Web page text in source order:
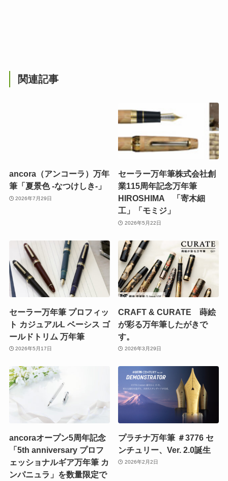
関連記事
ancora（アンコーラ）万年
筆「夏景色 -なつけしき-」
2026年7月29日
セーラー万年筆株式会社創
業115周年記念万年筆
HIROSHIMA 「寄木細
工」「モミジ」
2026年5月22日
セーラー万年筆 プロフィッ
ト カジュアルL ベーシス ゴ
ールドトリム 万年筆
2026年5月17日
CRAFT & CURATE 蒔絵
が彩る万年筆したがきで
す。
2026年3月29日
ancoraオープン5周年記念
「5th anniversary プロフ
ェッショナルギア万年筆 カ
ンパニュラ」を数量限定で
プラチナ万年筆 ＃3776 セ
ンチュリー、Ver. 2.0誕生
2026年2月2日